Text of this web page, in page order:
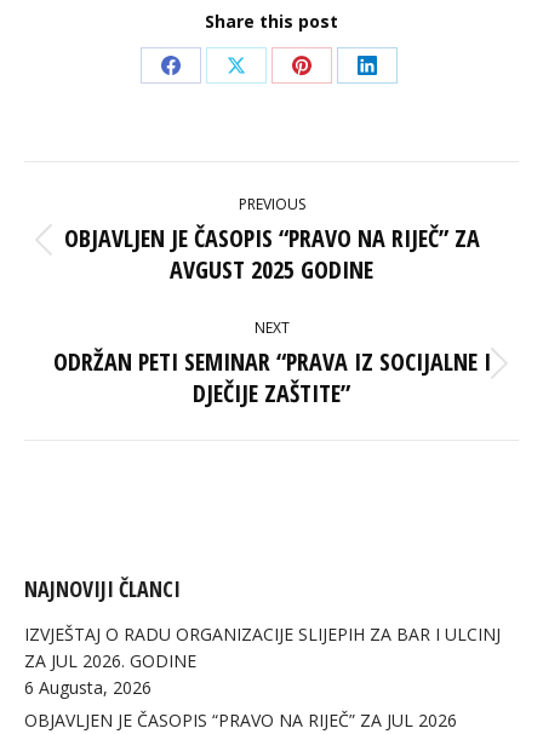
Share this post
Share
Facebook
Share
X
Share
Pinterest
Share
LinkedIn
NAVIGATION
PREVIOUS
Previous
post:
OBJAVLJEN JE ČASOPIS “PRAVO NA RIJEČ” ZA
AVGUST 2025 GODINE
NEXT
Next
post:
ODRŽAN PETI SEMINAR “PRAVA IZ SOCIJALNE I
DJEČIJE ZAŠTITE”
NAJNOVIJI ČLANCI
IZVJEŠTAJ O RADU ORGANIZACIJE SLIJEPIH ZA BAR I ULCINJ
ZA JUL 2026. GODINE
6 Augusta, 2026
OBJAVLJEN JE ČASOPIS “PRAVO NA RIJEČ” ZA JUL 2026